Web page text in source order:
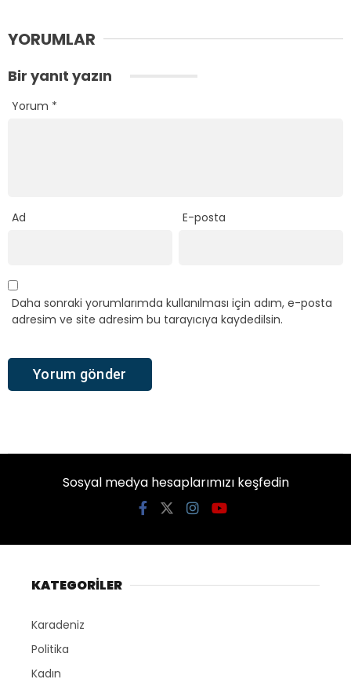
YORUMLAR
Bir yanıt yazın
Yorum *
Ad E-posta
Daha sonraki yorumlarımda kullanılması için adım, e-posta
adresim ve site adresim bu tarayıcıya kaydedilsin.
Sosyal medya hesaplarımızı keşfedin
KATEGORİLER
Karadeniz
Politika
Kadın